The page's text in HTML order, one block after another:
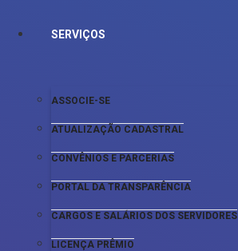
SERVIÇOS
ASSOCIE-SE
ATUALIZAÇÃO CADASTRAL
CONVÊNIOS E PARCERIAS
PORTAL DA TRANSPARÊNCIA
CARGOS E SALÁRIOS DOS SERVIDORES
LICENÇA PRÊMIO